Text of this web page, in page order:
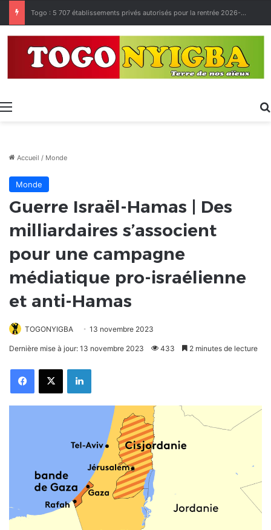
Made in Togo 2026 : un bilan positif qui prépare le terrain pour la Foire Internationale de Lomé
Menu
Accueil / Monde
Monde
Guerre Israël-Hamas | Des
milliardaires s’associent
pour une campagne
médiatique pro-israélienne
et anti-Hamas
TOGONYIGBA 13 novembre 2023
Dernière mise à jour: 13 novembre 2023 433 2 minutes de lecture
FacebookX Linkedin